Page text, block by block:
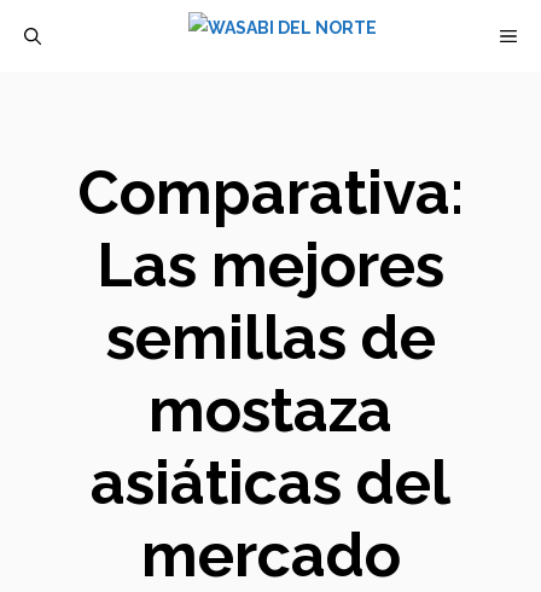
Comparativa:
Las mejores
semillas de
mostaza
asiáticas del
mercado